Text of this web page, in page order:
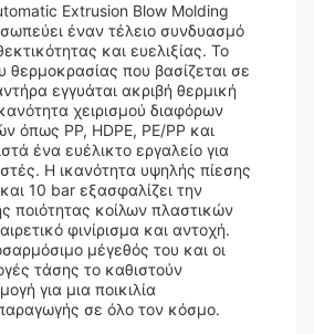
Extrusion Blow Molding
έναν τέλειο συνδυασμό
και ευελιξίας. Το
θερμοκρασίας που βασίζεται σε
εγγυάται ακριβή θερμική
χειρισμού διαφόρων
όπως PP, HDPE, PE/PP και
ένα ευέλικτο εργαλείο για
Η ικανότητα υψηλής πίεσης
10 bar εξασφαλίζει την
ποιότητας κοίλων πλαστικών
φινίρισμα και αντοχή.
μέγεθός του και οι
τάσης το καθιστούν
για μια ποικιλία
σε όλο τον κόσμο.